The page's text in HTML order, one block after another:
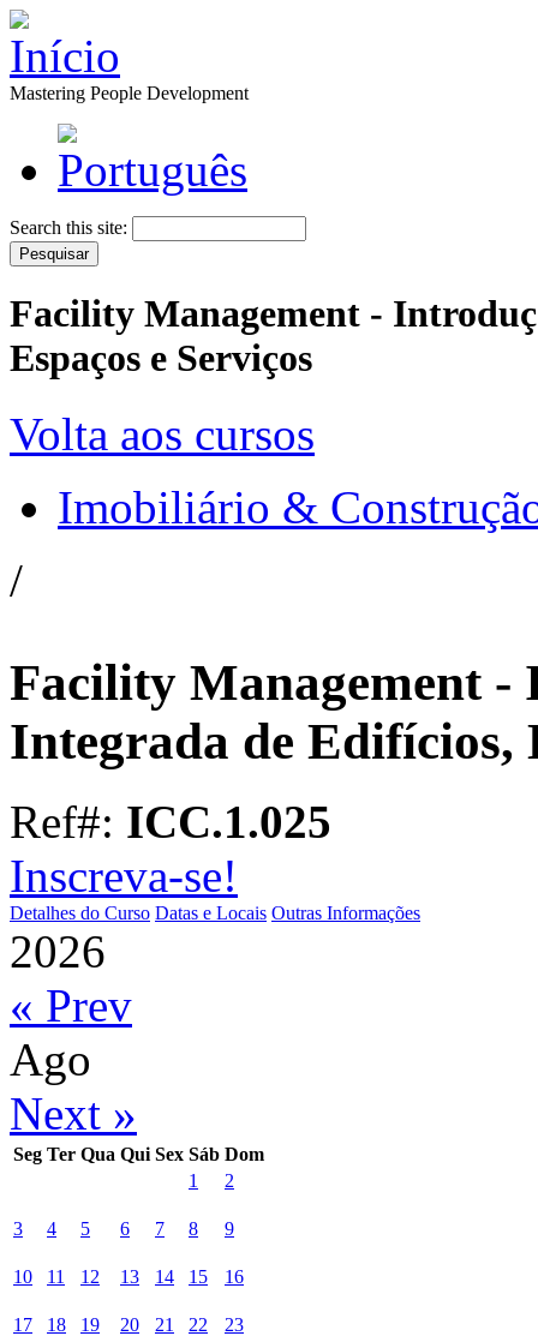
Mastering People Development
Search this site:
Facility Management -
Espaços e Serviços
Volta aos cursos
Imobiliário &
/
Facility Management -
Integrada de Edifícios,
Ref#: ICC.1.025
Inscreva-se!
Detalhes do Curso Datas e Locais Outras Informações
2026
« Prev
Ago
Next »
Seg Ter Qua Qui Sex Sáb Dom
1
2
3 4 5 6 7 8 9
10 11 12 13 14 15 16
17 18 19 20 21 22 23